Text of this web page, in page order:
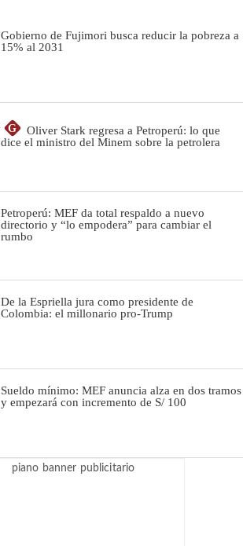
Gobierno de Fujimori busca reducir la pobreza a
15% al 2031
G
Oliver Stark regresa a Petroperú: lo que
dice el ministro del Minem sobre la petrolera
Petroperú: MEF da total respaldo a nuevo
directorio y “lo empodera” para cambiar el
rumbo
De la Espriella jura como presidente de
Colombia: el millonario pro-Trump
Sueldo mínimo: MEF anuncia alza en dos tramos
y empezará con incremento de S/ 100